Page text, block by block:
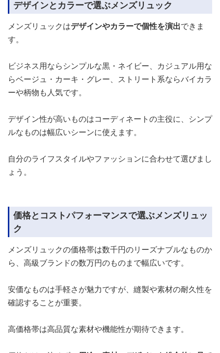
デザインとカラーで選ぶメンズリュック
メンズリュックはデザインやカラーで個性を演出できま
す。
ビジネス用ならシンプルな黒・ネイビー、カジュアル用な
らベージュ・カーキ・グレー、ストリート系ならバイカラ
ーや柄物も人気です。
デザイン性が高いものはコーディネートの主役に、シンプ
ルなものは幅広いシーンに使えます。
自分のライフスタイルやファッションに合わせて選びまし
ょう。
価格とコストパフォーマンスで選ぶメンズリュッ
ク
メンズリュックの価格帯は数千円のリーズナブルなものか
ら、高級ブランドの数万円のものまで幅広いです。
安価なものは手軽さが魅力ですが、縫製や素材の耐久性を
確認することが重要。
高価格帯は高品質な素材や機能性が期待できます。